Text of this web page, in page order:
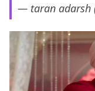
— taran adarsh